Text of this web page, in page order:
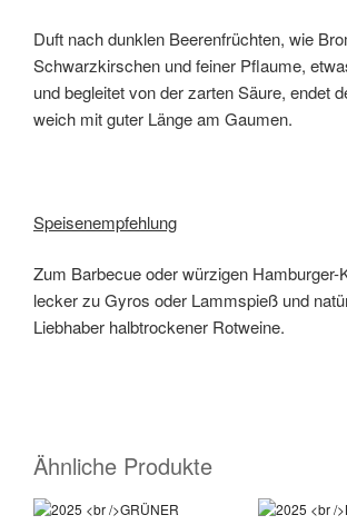
Duft nach dunklen Beerenfrüchten, wie
Schwarzkirschen und feiner Pflaume,
und begleitet von der zarten Säure, endet
weich mit guter Länge am Gaumen.
Speisenempfehlung
Zum Barbecue oder würzigen Hamburger-
lecker zu Gyros oder Lammspieß und
Liebhaber halbtrockener Rotweine.
Ähnliche Produkte